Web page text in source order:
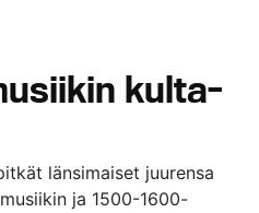
kulta-
länsimaiset juurensa
ja 1500-1600-